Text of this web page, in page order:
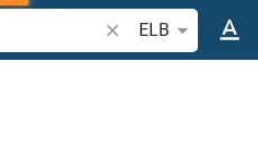
Bibelstelle oder
ELB